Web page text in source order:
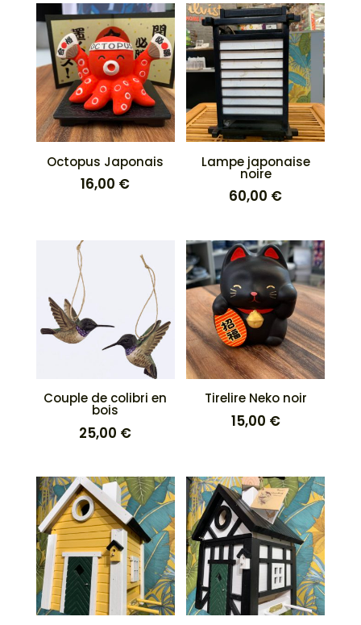
Octopus Japonais
16,00 €
Lampe japonaise
noire
60,00 €
Couple de colibri en
bois
25,00 €
Tirelire Neko noir
15,00 €